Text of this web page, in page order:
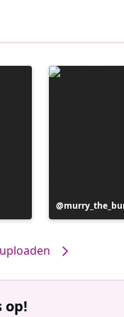
Bericht
gepubliceerd
op!